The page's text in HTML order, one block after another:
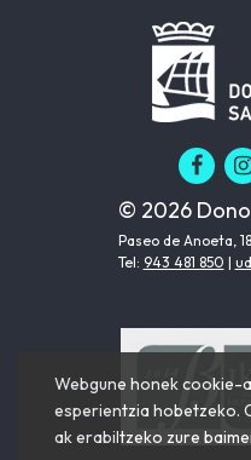
© 2026
Paseo de Anoeta,
Tel: 943 481 850 |
Webgune honek cookie-
esperientzia hobetzeko.
ak erabiltzeko zure